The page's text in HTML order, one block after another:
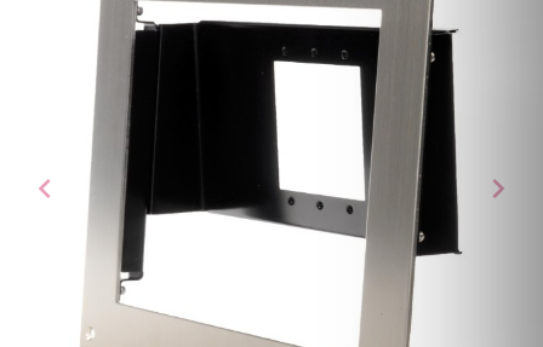
chevron_left chevron_right